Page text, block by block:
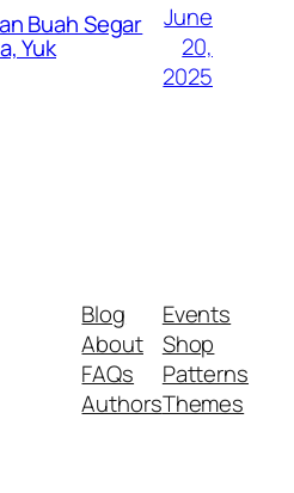
Buah Segar
Yuk
June
20,
2025
Blog
About
FAQs
Authors
Events
Shop
Patterns
Themes